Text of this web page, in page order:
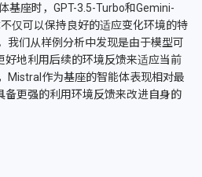
基座时，GPT-3.5-Turbo和Gemini-
仅可以保持良好的适应变化环境的特
我们从样例分析中发现是由于模型可
好地利用后续的环境反馈来适应当前
Mistral作为基座的智能体表现相对最
备更强的利用环境反馈来改进自身的